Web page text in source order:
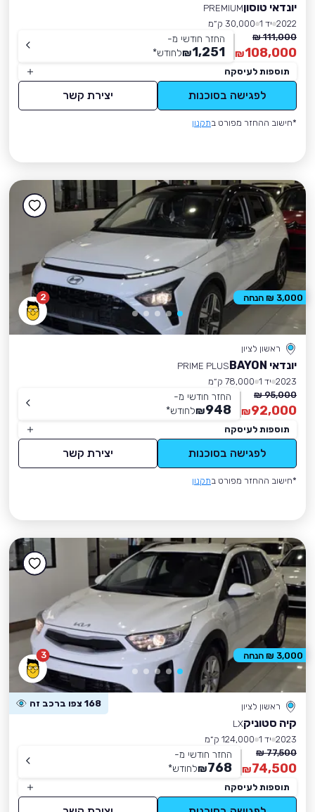
יונדאי טוסוןPREMIUM
2022 יד 1
30,000 ק״מ
111,000 ₪
108,000
₪
החזר חודשי מ-
1,251
₪לחודש*
תוספות לעיסקה
לפגישה בסוכנות יצירת קשר
*חישוב ההחזר מפורט בתקנון
2
ראשון לציון
יונדאי BAYON
PRIME PLUS
2023 יד 1
78,000 ק״מ
95,000 ₪
92,000
₪
החזר חודשי מ-
948
₪לחודש*
תוספות לעיסקה
לפגישה בסוכנות יצירת קשר
*חישוב ההחזר מפורט בתקנון
3,000 ₪ הנחה
3
ראשון לציון 168 צפו ברכב זה
קיה סטוניקLX
2023 יד 1
124,000 ק״מ
77,500 ₪
74,500
₪
החזר חודשי מ-
768
₪לחודש*
תוספות לעיסקה
3,000 ₪ הנחה